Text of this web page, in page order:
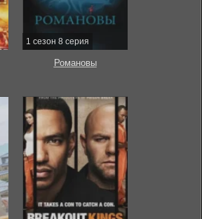
1 сезон 8 серия
Романовы